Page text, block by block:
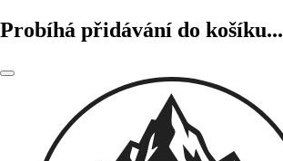
Probíhá přidávání do košíku...